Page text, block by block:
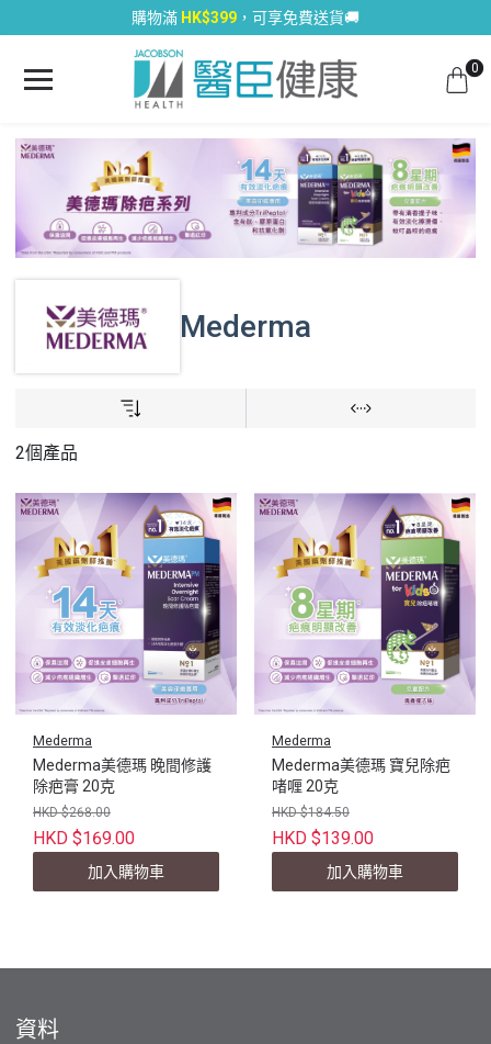
購物滿 HK$399 ，可享免費送貨🚚
0
Mederma
2個產品
Mederma
Mederma美德瑪 晚間修護
除疤膏 20克
HKD $268.00
HKD $169.00
加入購物車
Mederma
Mederma美德瑪 寶兒除疤
啫喱 20克
HKD $184.50
HKD $139.00
加入購物車
資料